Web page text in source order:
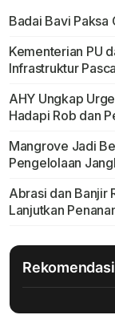
Badai Bavi Paksa
Kementerian PU
Infrastruktur
AHY Ungkap
Hadapi Rob dan
Mangrove Jadi
Pengelolaan
Abrasi dan Banjir
Lanjutkan
Rekomendasi